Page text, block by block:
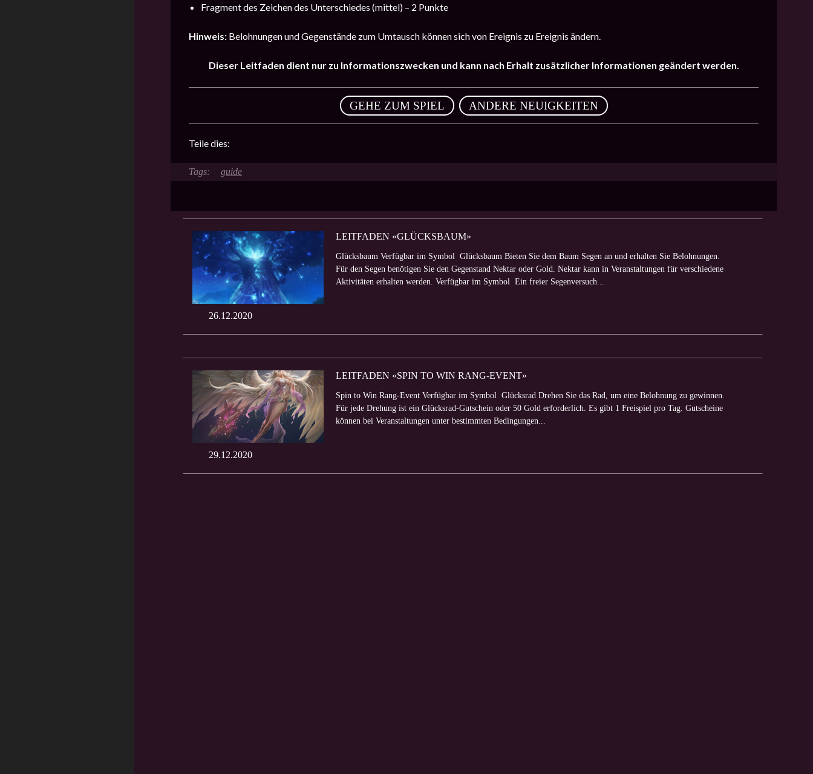
Fragment des Zeichen des Unterschiedes (mittel) – 2 Punkte
Hinweis: Belohnungen und Gegenstände zum Umtausch können sich von Ereignis zu Ereignis ändern.
Dieser Leitfaden dient nur zu Informationszwecken und kann nach Erhalt zusätzlicher Informationen geändert werden.
GEHE ZUM SPIEL , ANDERE NEUIGKEITEN
Teile dies:
guide
26.12.2020
LEITFADEN «GLÜCKSBAUM»
Glücksbaum Verfügbar im Symbol Glücksbaum Bieten Sie dem Baum Segen an und erhalten Sie Belohnungen.
Für den Segen benötigen Sie den Gegenstand Nektar oder Gold. Nektar kann in Veranstaltungen für verschiedene
Aktivitäten erhalten werden. Verfügbar im Symbol Ein freier Segenversuch...
29.12.2020
LEITFADEN «SPIN TO WIN RANG-EVENT»
Spin to Win Rang-Event Verfügbar im Symbol Glücksrad Drehen Sie das Rad, um eine Belohnung zu gewinnen.
Für jede Drehung ist ein Glücksrad-Gutschein oder 50 Gold erforderlich. Es gibt 1 Freispiel pro Tag. Gutscheine
können bei Veranstaltungen unter bestimmten Bedingungen...